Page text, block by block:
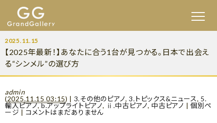
2025.11.15
【2025年最新！】あなたに合う1台が見つかる。日本で出会え
る“シンメル”の選び方
admin
(2025.11.15 03:15) | 3.その他のピアノ,3.トピックス&ニュース, 5.
輸入ピアノ,b.アップライトピアノ, ⅱ.中古ピアノ, 中古ピアノ | 個別ペ
ージ | コメントはまだありません